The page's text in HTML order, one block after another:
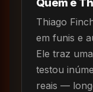
Thiago
em funis e
Ele traz
testou
reais —